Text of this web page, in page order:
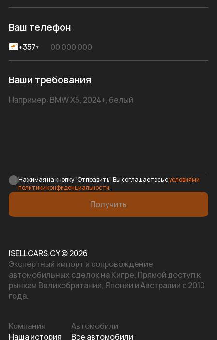
Ваш телефон
+357▾
Ваши требования
Нажимая на кнопку "Отправить" Вы соглашаетесь сусловиями
политики конфиденциальности.
Получить
ISELLCARS.CY © 2026
Экспертный импорт и сопровождение
автомобильных сделок на Кипре. Прямой доступ к
рынкам Великобритании, Японии и Австралии с 2010
года.
Компания
Наша история
Автомобили
Все автомобили